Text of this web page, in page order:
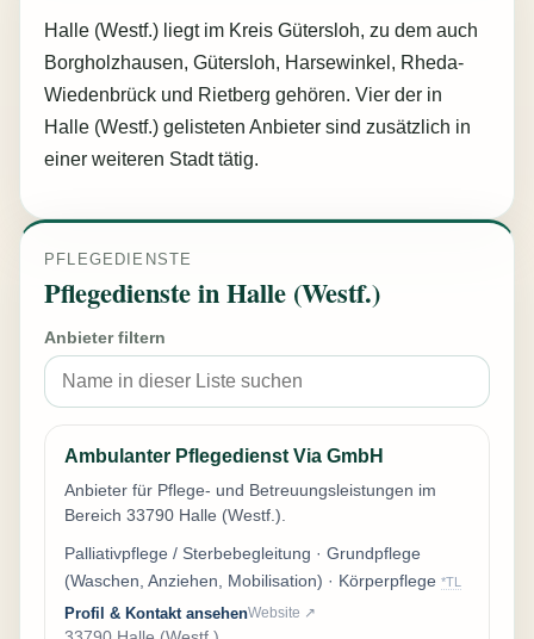
Halle (Westf.) liegt im Kreis Gütersloh, zu dem auch
Borgholzhausen, Gütersloh, Harsewinkel, Rheda-
Wiedenbrück und Rietberg gehören. Vier der in
Halle (Westf.) gelisteten Anbieter sind zusätzlich in
einer weiteren Stadt tätig.
PFLEGEDIENSTE
Pflegedienste in Halle (Westf.)
Anbieter filtern
Ambulanter Pflegedienst Via GmbH
Anbieter für Pflege- und Betreuungsleistungen im
Bereich 33790 Halle (Westf.).
Palliativpflege / Sterbebegleitung · Grundpflege
(Waschen, Anziehen, Mobilisation) · Körperpflege *TL
Profil & Kontakt ansehenWebsite ↗